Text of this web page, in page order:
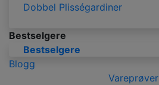
Dobbel Plisségardiner
Bestselgere
Bestselgere
Blogg
Vareprøver